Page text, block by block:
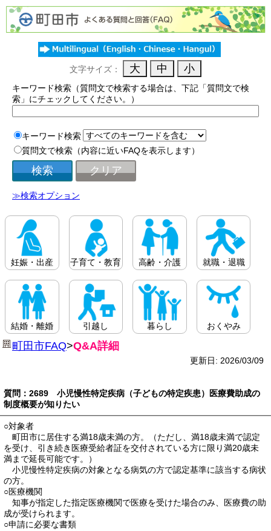
文字サイズ：
キーワード検索（質問文で検索する場合は、下記「質問文で検
索」にチェックしてください。）
キーワード検索
質問文で検索（内容に近いFAQを表示します）
≫検索オプション
妊娠・出産 子育て・教育 高齢・介護 就職・退職
結婚・離婚 引越し 暮らし おくやみ
町田市FAQ>Q&A詳細
更新日: 2026/03/09
質問：2689 小児慢性特定疾病（子どもの特定疾患）医療費助成の
制度概要が知りたい
○対象者
町田市に居住する満18歳未満の方。（ただし、満18歳未満で認定
を受け、引き続き医療受給者証を交付されている方に限り満20歳未
満まで延長可能です。）
小児慢性特定疾病の対象となる病気の方で認定基準に該当する病状
の方。
○医療機関
知事が指定した指定医療機関で医療を受けた場合のみ、医療費の助
成が受けられます。
○申請に必要な書類